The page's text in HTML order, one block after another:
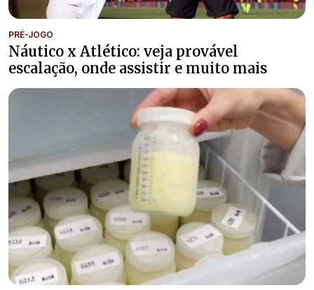
PRÉ-JOGO
Náutico x Atlético: veja provável
escalação, onde assistir e muito mais